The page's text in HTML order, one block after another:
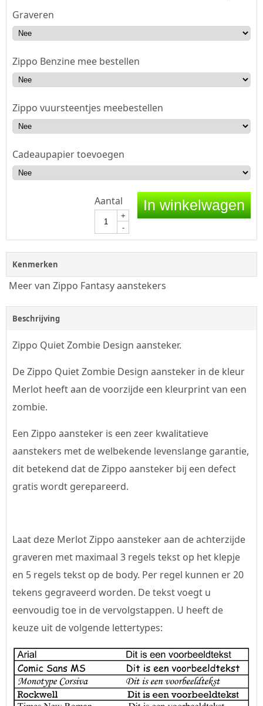
Graveren
Zippo Benzine mee bestellen
Zippo vuursteentjes meebestellen
Cadeaupapier toevoegen
Aantal
+
-
In winkelwagen
Kenmerken
Meer van Zippo Fantasy aanstekers
Beschrijving
Zippo Quiet Zombie Design aansteker.
De Zippo Quiet Zombie Design aansteker in de kleur
Merlot heeft aan de voorzijde een kleurprint van een
zombie.
Een Zippo aansteker is een zeer kwalitatieve
aanstekers met de welbekende levenslange garantie,
dit betekend dat de Zippo aansteker bij een defect
gratis wordt gerepareerd.
Laat deze Merlot Zippo aansteker aan de achterzijde
graveren met maximaal 3 regels tekst op het klepje
en 5 regels tekst op de body. Per regel kunnen er 20
tekens gegraveerd worden. De tekst voegt u
eenvoudig toe in de vervolgstappen. U heeft de
keuze uit de volgende lettertypes: